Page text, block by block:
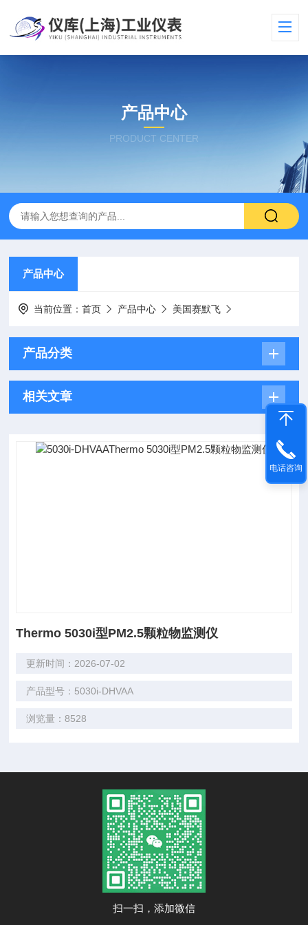
产品中心
PRODUCT CENTER
产品中心
当前位置：首页 产品中心 美国赛默飞
产品分类
相关文章
Thermo 5030i型PM2.5颗粒物监测仪
更新时间：2026-07-02
产品型号：5030i-DHVAA
浏览量：8528
扫一扫，添加微信
电话咨询